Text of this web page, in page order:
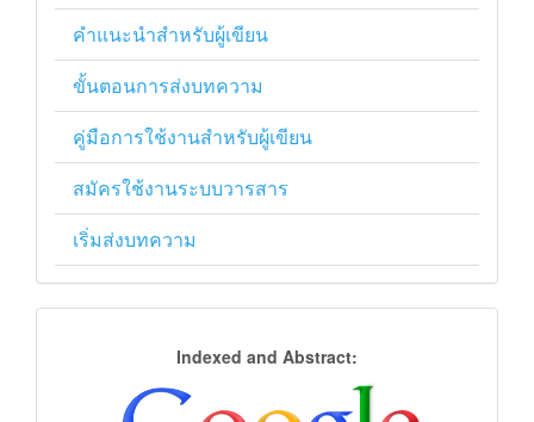
คำแนะนำสำหรับผู้เขียน
ขั้นตอนการส่งบทความ
คู่มือการใช้งานสำหรับผู้เขียน
สมัครใช้งานระบบวารสาร
เริ่มส่งบทความ
Indexed and Abstract: